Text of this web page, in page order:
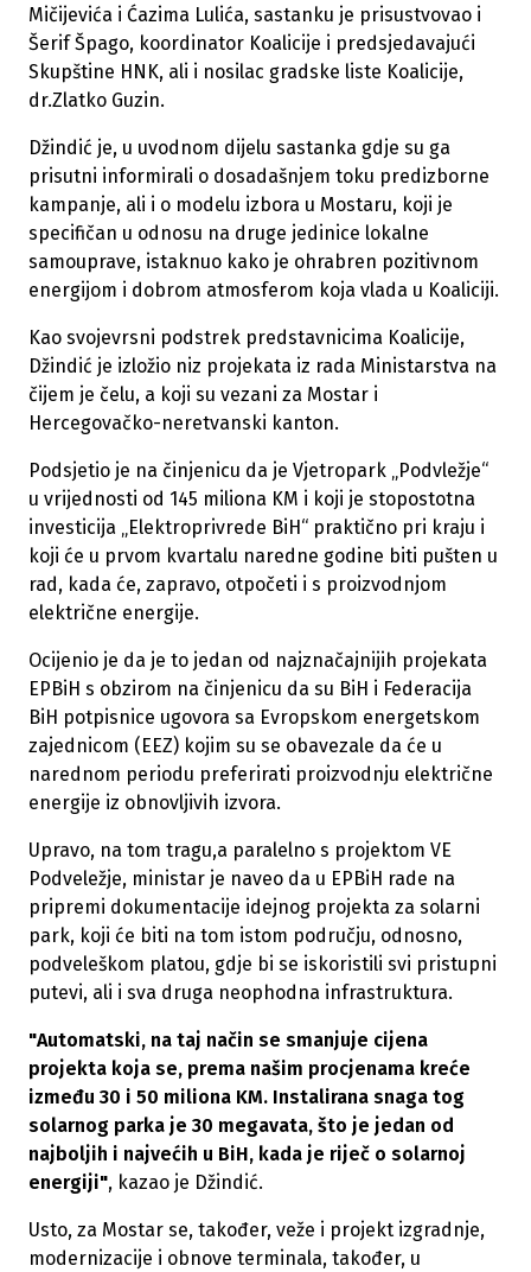
Mičijevića i Ćazima Lulića, sastanku je prisustvovao i
Šerif Špago, koordinator Koalicije i predsjedavajući
Skupštine HNK, ali i nosilac gradske liste Koalicije,
dr.Zlatko Guzin.
Džindić je, u uvodnom dijelu sastanka gdje su ga
prisutni informirali o dosadašnjem toku predizborne
kampanje, ali i o modelu izbora u Mostaru, koji je
specifičan u odnosu na druge jedinice lokalne
samouprave, istaknuo kako je ohrabren pozitivnom
energijom i dobrom atmosferom koja vlada u Koaliciji.
Kao svojevrsni podstrek predstavnicima Koalicije,
Džindić je izložio niz projekata iz rada Ministarstva na
čijem je čelu, a koji su vezani za Mostar i
Hercegovačko-neretvanski kanton.
Podsjetio je na činjenicu da je Vjetropark „Podvležje“
u vrijednosti od 145 miliona KM i koji je stopostotna
investicija „Elektroprivrede BiH“ praktično pri kraju i
koji će u prvom kvartalu naredne godine biti pušten u
rad, kada će, zapravo, otpočeti i s proizvodnjom
električne energije.
Ocijenio je da je to jedan od najznačajnijih projekata
EPBiH s obzirom na činjenicu da su BiH i Federacija
BiH potpisnice ugovora sa Evropskom energetskom
zajednicom (EEZ) kojim su se obavezale da će u
narednom periodu preferirati proizvodnju električne
energije iz obnovljivih izvora.
Upravo, na tom tragu,a paralelno s projektom VE
Podveležje, ministar je naveo da u EPBiH rade na
pripremi dokumentacije idejnog projekta za solarni
park, koji će biti na tom istom području, odnosno,
podveleškom platou, gdje bi se iskoristili svi pristupni
putevi, ali i sva druga neophodna infrastruktura.
"Automatski, na taj način se smanjuje cijena
projekta koja se, prema našim procjenama kreće
između 30 i 50 miliona KM. Instalirana snaga tog
solarnog parka je 30 megavata, što je jedan od
najboljih i najvećih u BiH, kada je riječ o solarnoj
energiji", kazao je Džindić.
Usto, za Mostar se, također, veže i projekt izgradnje,
modernizacije i obnove terminala, također, u